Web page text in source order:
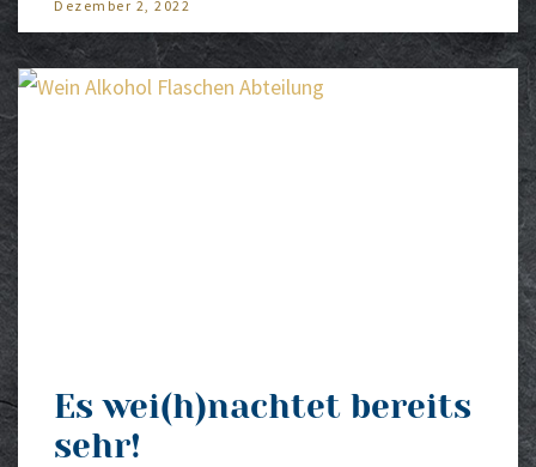
Dezem­ber 2, 2022
Es wei(h)nachtet bereits
sehr!